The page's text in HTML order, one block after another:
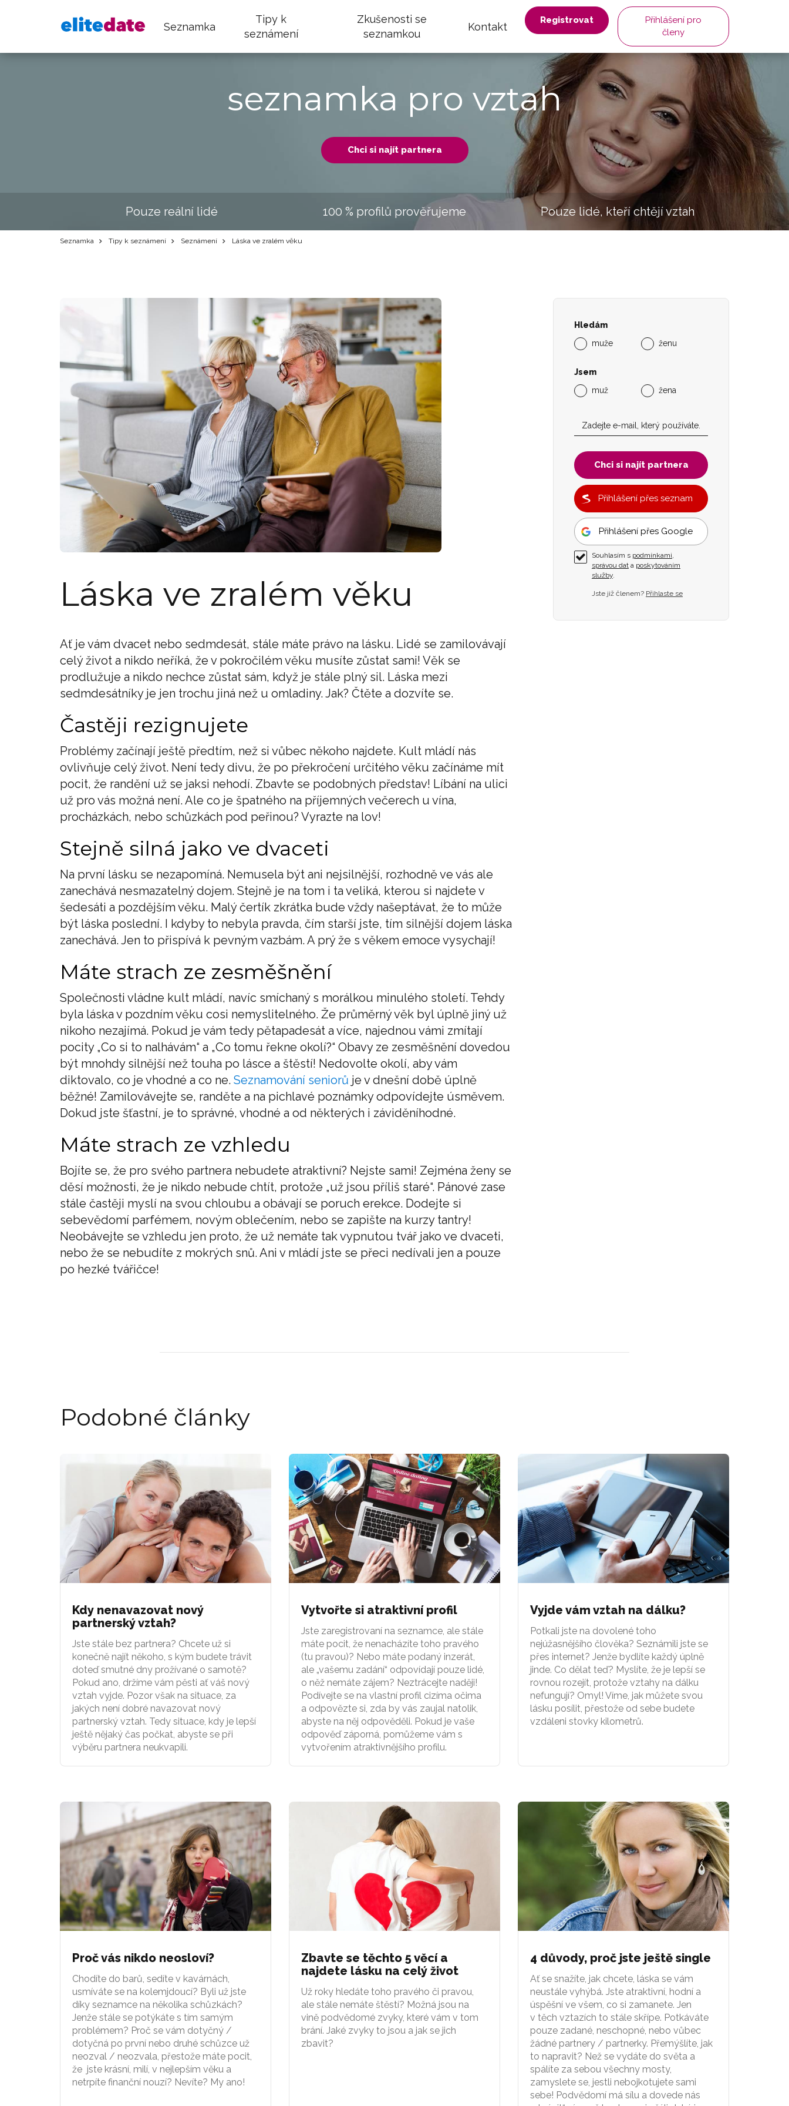
Seznamka
Tipy k
seznámení
Zkušenosti se
seznamkou
Kontakt
Registrovat
Přihlášení pro
členy
seznamka pro vztah
Chci si najít partnera
Pouze reální lidé 100 % profilů prověřujeme Pouze lidé, kteří chtějí vztah
Seznamka Tipy k seznámení Seznámení Láska ve zralém věku
Láska ve zralém věku
Ať je vám dvacet nebo sedmdesát, stále máte právo na lásku. Lidé se zamilovávají
celý život a nikdo neříká, že v pokročilém věku musíte zůstat sami! Věk se
prodlužuje a nikdo nechce zůstat sám, když je stále plný sil. Láska mezi
sedmdesátníky je jen trochu jiná než u omladiny. Jak? Čtěte a dozvíte se.
Častěji rezignujete
Problémy začínají ještě předtím, než si vůbec někoho najdete. Kult mládí nás
ovlivňuje celý život. Není tedy divu, že po překročení určitého věku začínáme mít
pocit, že randění už se jaksi nehodí. Zbavte se podobných představ! Líbání na ulici
už pro vás možná není. Ale co je špatného na příjemných večerech u vína,
procházkách, nebo schůzkách pod peřinou? Vyrazte na lov!
Stejně silná jako ve dvaceti
Na první lásku se nezapomíná. Nemusela být ani nejsilnější, rozhodně ve vás ale
zanechává nesmazatelný dojem. Stejně je na tom i ta veliká, kterou si najdete v
šedesáti a pozdějším věku. Malý čertík zkrátka bude vždy našeptávat, že to může
být láska poslední. I kdyby to nebyla pravda, čím starší jste, tím silnější dojem láska
zanechává. Jen to přispívá k pevným vazbám. A prý že s věkem emoce vysychají!
Máte strach ze zesměšnění
Společnosti vládne kult mládí, navíc smíchaný s morálkou minulého století. Tehdy
byla láska v pozdním věku cosi nemyslitelného. Že průměrný věk byl úplně jiný už
nikoho nezajímá. Pokud je vám tedy pětapadesát a více, najednou vámi zmítají
pocity „Co si to nalhávám“ a „Co tomu řekne okolí?“ Obavy ze zesměšnění dovedou
být mnohdy silnější než touha po lásce a štěstí! Nedovolte okolí, aby vám
diktovalo, co je vhodné a co ne. Seznamování seniorů je v dnešní době úplně
běžné! Zamilovávejte se, randěte a na pichlavé poznámky odpovídejte úsměvem.
Dokud jste šťastní, je to správné, vhodné a od některých i záviděníhodné.
Máte strach ze vzhledu
Bojíte se, že pro svého partnera nebudete atraktivní? Nejste sami! Zejména ženy se
děsí možnosti, že je nikdo nebude chtít, protože „už jsou příliš staré“. Pánové zase
stále častěji myslí na svou chloubu a obávají se poruch erekce. Dodejte si
sebevědomí parfémem, novým oblečením, nebo se zapište na kurzy tantry!
Neobávejte se vzhledu jen proto, že už nemáte tak vypnutou tvář jako ve dvaceti,
nebo že se nebudíte z mokrých snů. Ani v mládí jste se přeci nedívali jen a pouze
po hezké tvářičce!
Hledám
muže
ženu
Jsem
muž
žena
Chci si najít partnera
Přihlášení přes seznam
Přihlášení přes Google
Souhlasím s podmínkami,
správou dat a poskytováním
služby.
Jste již členem? Přihlaste se
Podobné články
Kdy nenavazovat nový
partnerský vztah?
Jste stále bez partnera? Chcete už si
konečně najít někoho, s kým budete trávit
doteď smutné dny prožívané o samotě?
Pokud ano, držíme vám pěsti ať váš nový
vztah vyjde. Pozor však na situace, za
jakých není dobré navazovat nový
partnerský vztah. Tedy situace, kdy je lepší
ještě nějaký čas počkat, abyste se při
výběru partnera neukvapili.
Vytvořte si atraktivní profil
Jste zaregistrovaní na seznamce, ale stále
máte pocit, že nenacházíte toho pravého
(tu pravou)? Nebo máte podaný inzerát,
ale „vašemu zadání“ odpovídají pouze lidé,
o něž nemáte zájem? Neztrácejte naději!
Podívejte se na vlastní profil cizíma očima
a odpovězte si, zda by vás zaujal natolik,
abyste na něj odpověděli. Pokud je vaše
odpověď záporná, pomůžeme vám s
vytvořením atraktivnějšího profilu.
Vyjde vám vztah na dálku?
Potkali jste na dovolené toho
nejúžasnějšího člověka? Seznámili jste se
přes internet? Jenže bydlíte každý úplně
jinde. Co dělat teď? Myslíte, že je lepší se
rovnou rozejít, protože vztahy na dálku
nefungují? Omyl! Víme, jak můžete svou
lásku posílit, přestože od sebe budete
vzdáleni stovky kilometrů.
Proč vás nikdo neosloví?
Chodíte do barů, sedíte v kavárnách,
usmíváte se na kolemjdoucí? Byli už jste
díky seznamce na několika schůzkách?
Jenže stále se potýkáte s tím samým
problémem? Proč se vám dotyčný /
dotyčná po první nebo druhé schůzce už
neozval / neozvala, přestože máte pocit,
že jste krásní, milí, v nejlepším věku a
netrpíte finanční nouzí? Nevíte? My ano!
Zbavte se těchto 5 věcí a
najdete lásku na celý život
Už roky hledáte toho pravého či pravou,
ale stále nemáte štěstí? Možná jsou na
vině podvědomé zvyky, které vám v tom
brání. Jaké zvyky to jsou a jak se jich
zbavit?
4 důvody, proč jste ještě single
Ať se snažíte, jak chcete, láska se vám
neustále vyhýbá. Jste atraktivní, hodní a
úspěšní ve všem, co si zamanete. Jen
v těch vztazích to stále skřípe. Potkáváte
pouze zadané, neschopné, nebo vůbec
žádné partnery / partnerky. Přemýšlíte, jak
to napravit? Než se vydáte do světa a
spálíte za sebou všechny mosty,
zamyslete se, jestli nebojkotujete sami
sebe! Podvědomí má sílu a dovede nás